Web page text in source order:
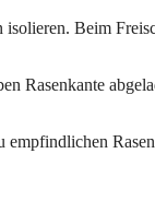
isolieren. Beim
Rasenkante
empfindlichen